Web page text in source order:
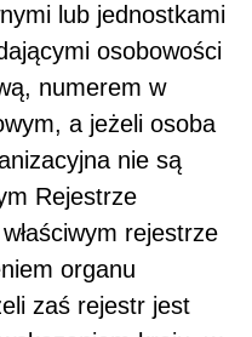
lub jednostkami
osobowości
numerem w
a jeżeli osoba
nie są
Rejestrze
rejestrze
organu
zaś rejestr jest